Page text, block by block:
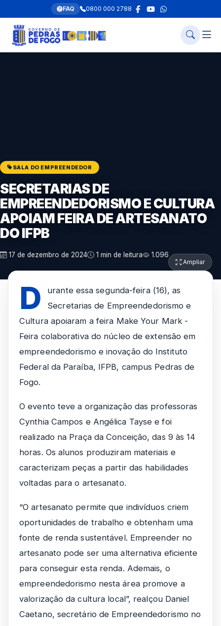
FAQ 0800 000 2788
SALA DO EMPREENDEDOR
SECRETARIAS DE
EMPREENDEDORISMO E CULTURA
APOIAM FEIRA DE ARTESANATO
DO IFPB
17 de dezembro de 2024 1 min de leitura 1.096
Ampliar
D
urante essa segunda-feira (16), as
Secretarias de Empreendedorismo e
Cultura apoiaram a feira Make Your Mark -
Feira colaborativa do núcleo de extensão em
empreendedorismo e inovação do Instituto
Federal da Paraíba, IFPB, campus Pedras de
Fogo.
O evento teve a organização das professoras
Cynthia Campos e Angélica Tayse e foi
realizado na Praça da Conceição, das 9 às 14
horas. Os alunos produziram materiais e
caracterizam peças a partir das habilidades
voltadas para o artesanato.
“O artesanato permite que indivíduos criem
oportunidades de trabalho e obtenham uma
fonte de renda sustentável. Empreender no
artesanato pode ser uma alternativa eficiente
para conseguir esta renda. Ademais, o
empreendedorismo nesta área promove a
valorização da cultura local”, realçou Daniel
Caetano, secretário de Empreendedorismo no